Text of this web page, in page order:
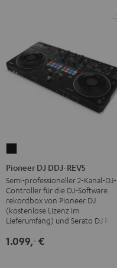
DDJ-
REV5
Schwarz
Pioneer DJ DDJ-REV5
Semi-professioneller 2-Kanal-DJ-
Controller für die DJ-Software
rekordbox von Pioneer DJ
(kostenlose Lizenz im
Lieferumfang) und Serato DJ Pro
1.099,‐ €